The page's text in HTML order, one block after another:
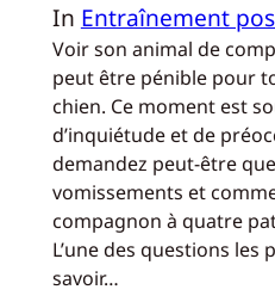
In Entraînement
Voir son animal de
peut être pénible pour
chien. Ce moment est
d’inquiétude et de
demandez peut-être
vomissements et
compagnon à quatre
L’une des questions les
savoir…